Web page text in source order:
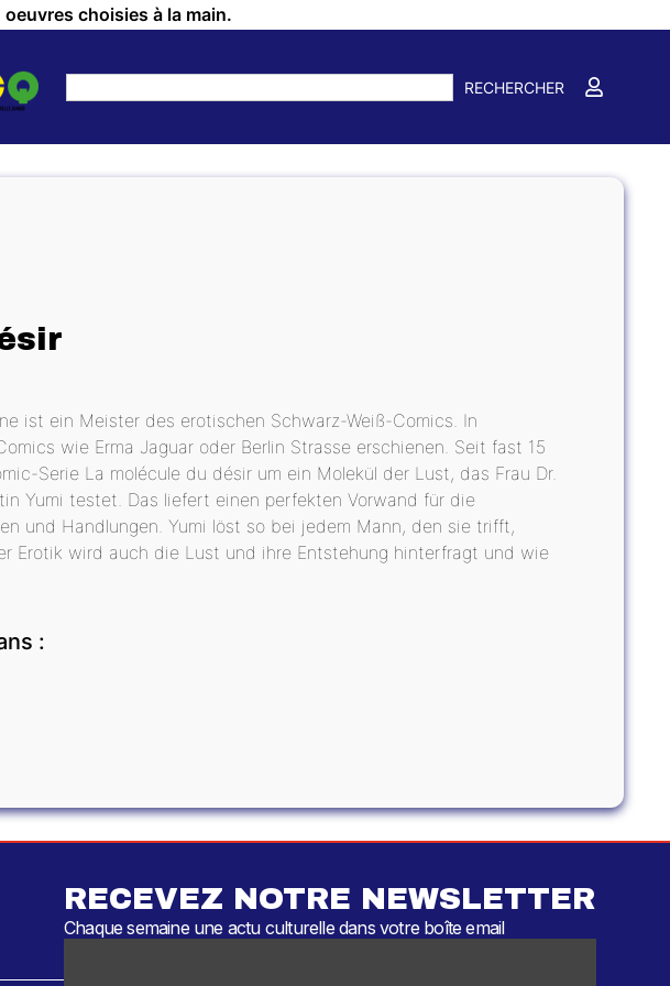
choisies à la main.
RECHERCHER
ist ein Meister des erotischen Schwarz-Weiß-Comics. In
wie Erma Jaguar oder Berlin Strasse erschienen. Seit fast 15
Serie La molécule du désir um ein Molekül der Lust, das Frau Dr.
Yumi testet. Das liefert einen perfekten Vorwand für die
und Handlungen. Yumi löst so bei jedem Mann, den sie trifft,
Erotik wird auch die Lust und ihre Entstehung hinterfragt und wie
:
RECEVEZ NOTRE NEWSLETTER
Chaque semaine une actu culturelle dans votre boîte email